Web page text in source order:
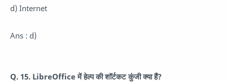
d) Internet
Ans : d)
Q. 15. LibreOffice में हेल्प की शॉर्टकट कुंजी क्या हैं?